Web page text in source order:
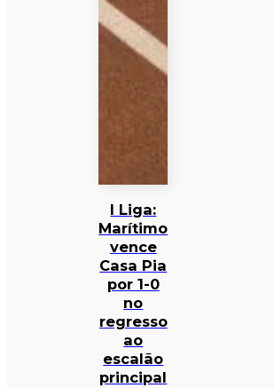
I Liga:
Marítimo
vence
Casa Pia
por 1-0
no
regresso
ao
escalão
principal